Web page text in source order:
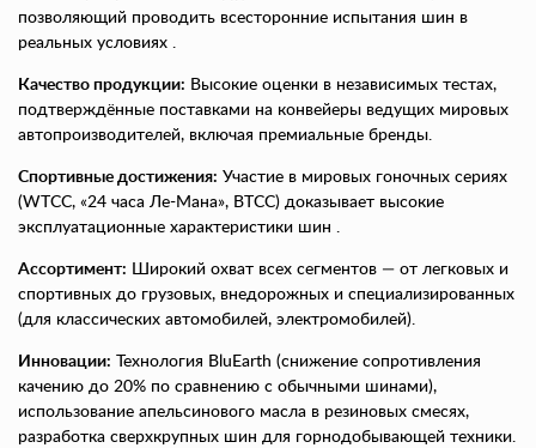
позволяющий проводить всесторонние испытания шин в
реальных условиях .
Качество продукции: Высокие оценки в независимых тестах,
подтверждённые поставками на конвейеры ведущих мировых
автопроизводителей, включая премиальные бренды.
Спортивные достижения: Участие в мировых гоночных сериях
(WTCC, «24 часа Ле-Мана», BTCC) доказывает высокие
эксплуатационные характеристики шин .
Ассортимент: Широкий охват всех сегментов — от легковых и
спортивных до грузовых, внедорожных и специализированных
(для классических автомобилей, электромобилей).
Инновации: Технология BluEarth (снижение сопротивления
качению до 20% по сравнению с обычными шинами),
использование апельсинового масла в резиновых смесях,
разработка сверхкрупных шин для горнодобывающей техники.